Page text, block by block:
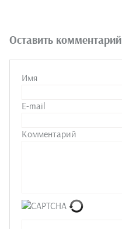
Оставить комментарий
Имя
E-mail
Комментарий